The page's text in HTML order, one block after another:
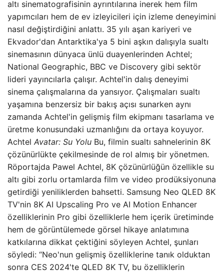
altı sinematografisinin ayrıntılarına inerek hem film
yapımcıları hem de ev izleyicileri için izleme deneyimini
nasıl değiştirdiğini anlattı. 35 yılı aşan kariyeri ve
Ekvador'dan Antarktika'ya 5 bini aşkın dalışıyla sualtı
sinemasının dünyaca ünlü duayenlerinden Achtel;
National Geographic, BBC ve Discovery gibi sektör
lideri yayıncılarla çalışır. Achtel'in dalış deneyimi
sinema çalışmalarına da yansıyor. Çalışmaları sualtı
yaşamına benzersiz bir bakış açısı sunarken aynı
zamanda Achtel'in gelişmiş film ekipmanı tasarlama ve
üretme konusundaki uzmanlığını da ortaya koyuyor.
Achtel Avatar: Su Yolu Bu, filmin sualtı sahnelerinin 8K
çözünürlükte çekilmesinde de rol almış bir yönetmen.
Röportajda Pawel Achtel, 8K çözünürlüğün özellikle su
altı gibi zorlu ortamlarda film ve video prodüksiyonuna
getirdiği yeniliklerden bahsetti. Samsung Neo QLED 8K
TV'nin 8K AI Upscaling Pro ve AI Motion Enhancer
özelliklerinin Pro gibi özelliklerle hem içerik üretiminde
hem de görüntülemede görsel hikaye anlatımına
katkılarına dikkat çektiğini söyleyen Achtel, şunları
söyledi: “Neo'nun gelişmiş özelliklerine tanık olduktan
sonra CES 2024'te QLED 8K TV, bu özelliklerin